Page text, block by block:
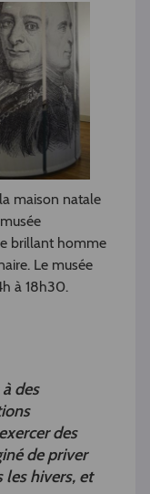
maison natale
brillant homme
Le musée
à 18h30.
des
des
de priver
les hivers, et